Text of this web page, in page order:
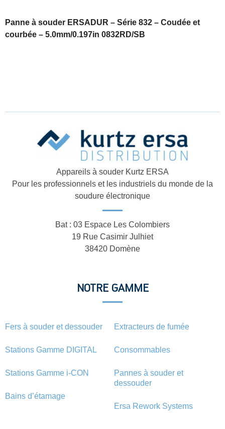
Panne à souder ERSADUR – Série 832 – Coudée et
courbée – 5.0mm/0.197in 0832RD/SB
Appareils à souder Kurtz ERSA
Pour les professionnels et les industriels du monde de la
soudure électronique
Bat : 03 Espace Les Colombiers
19 Rue Casimir Julhiet
38420 Domène
NOTRE GAMME
Fers à souder et dessouder
Stations Gamme DIGITAL
Stations Gamme i-CON
Bains d’étamage
Extracteurs de fumée
Consommables
Pannes à souder et
dessouder
Ersa Rework Systems